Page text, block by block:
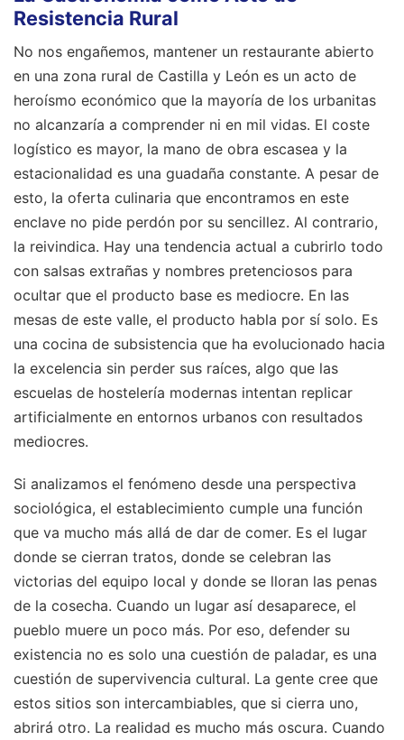
Resistencia Rural
No nos engañemos, mantener un restaurante abierto
en una zona rural de Castilla y León es un acto de
heroísmo económico que la mayoría de los urbanitas
no alcanzaría a comprender ni en mil vidas. El coste
logístico es mayor, la mano de obra escasea y la
estacionalidad es una guadaña constante. A pesar de
esto, la oferta culinaria que encontramos en este
enclave no pide perdón por su sencillez. Al contrario,
la reivindica. Hay una tendencia actual a cubrirlo todo
con salsas extrañas y nombres pretenciosos para
ocultar que el producto base es mediocre. En las
mesas de este valle, el producto habla por sí solo. Es
una cocina de subsistencia que ha evolucionado hacia
la excelencia sin perder sus raíces, algo que las
escuelas de hostelería modernas intentan replicar
artificialmente en entornos urbanos con resultados
mediocres.
Si analizamos el fenómeno desde una perspectiva
sociológica, el establecimiento cumple una función
que va mucho más allá de dar de comer. Es el lugar
donde se cierran tratos, donde se celebran las
victorias del equipo local y donde se lloran las penas
de la cosecha. Cuando un lugar así desaparece, el
pueblo muere un poco más. Por eso, defender su
existencia no es solo una cuestión de paladar, es una
cuestión de supervivencia cultural. La gente cree que
estos sitios son intercambiables, que si cierra uno,
abrirá otro. La realidad es mucho más oscura. Cuando